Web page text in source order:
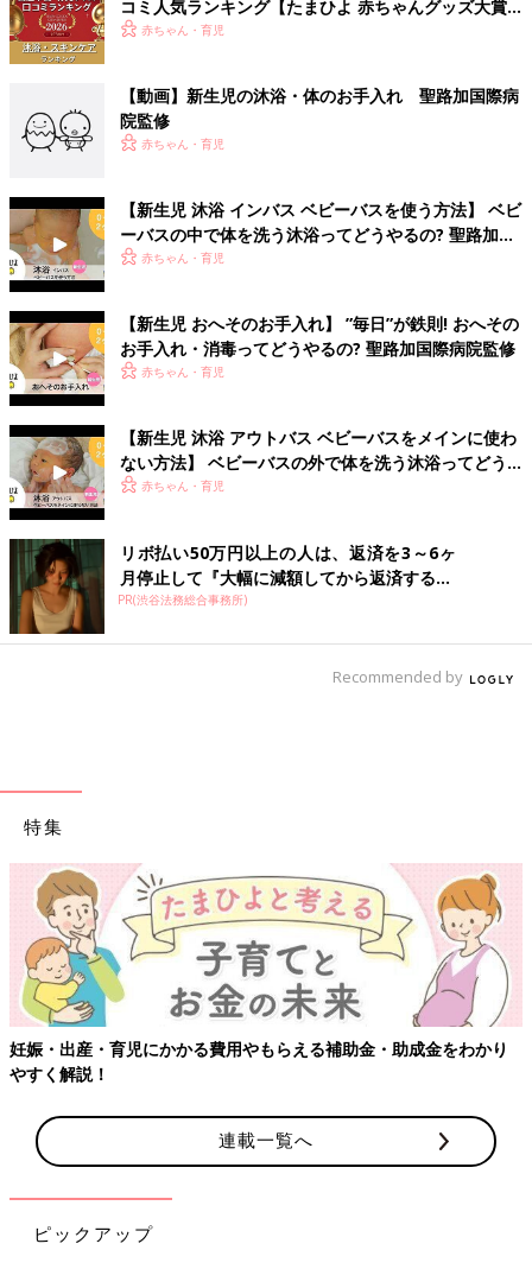
コミ人気ランキング【たまひよ 赤ちゃんグッズ大賞
2026】
赤ちゃん・育児
【動画】新生児の沐浴・体のお手入れ 聖路加国際病
院監修
赤ちゃん・育児
【新生児 沐浴 インバス ベビーバスを使う方法】 ベビ
ーバスの中で体を洗う沐浴ってどうやるの? 聖路加国
際病院監修
赤ちゃん・育児
【新生児 おへそのお手入れ】 ”毎日”が鉄則! おへその
お手入れ・消毒ってどうやるの? 聖路加国際病院監修
赤ちゃん・育児
【新生児 沐浴 アウトバス ベビーバスをメインに使わ
ない方法】 ベビーバスの外で体を洗う沐浴ってどう
やるの? 聖路加国際病院監修
赤ちゃん・育児
リボ払い50万円以上の人は、返済を3～6ヶ
月停止して『大幅に減額してから返済する...
PR(渋谷法務総合事務所)
Recommended by
特集
【ワクチン接種できるものも】妊婦の感染症対策、知っておいて！
連載一覧へ
ピックアップ